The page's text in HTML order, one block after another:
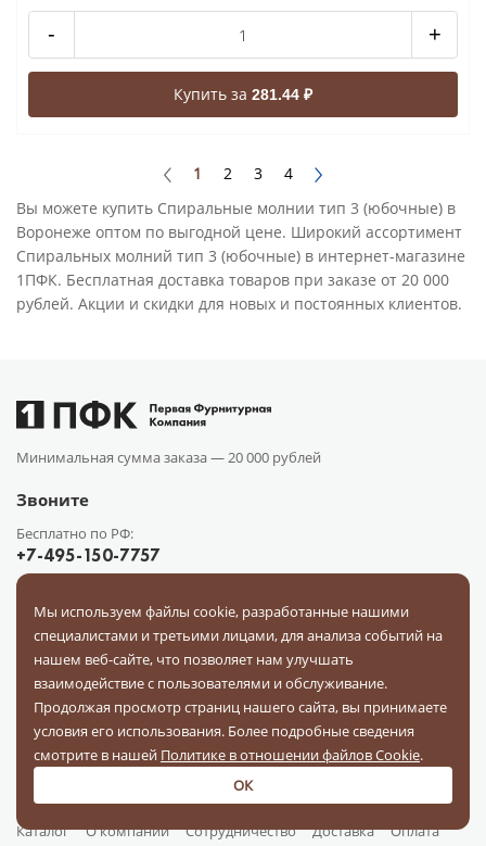
- +
Купить за 281.44 ₽
1 2 3
4
Вы можете купить Спиральные молнии тип 3 (юбочные) в
Воронеже оптом по выгодной цене. Широкий ассортимент
Спиральных молний тип 3 (юбочные) в интернет-магазине
1ПФК. Бесплатная доставка товаров при заказе от 20 000
рублей. Акции и скидки для новых и постоянных клиентов.
Минимальная сумма заказа —20 000 рублей
Звоните
Бесплатно по РФ:
+7-495-150-7757
Адрес
г. Воронеж, ул. Землячки, 15
info@pfkr.ru
Каталог О компании Сотрудничество Доставка Оплата
Мы используем файлы cookie, разработанные нашими
специалистами и третьими лицами, для анализа событий на
нашем веб-сайте, что позволяет нам улучшать
взаимодействие с пользователями и обслуживание.
Продолжая просмотр страниц нашего сайта, вы принимаете
условия его использования. Более подробные сведения
смотрите в нашей Политике в отношении файлов Cookie.
ОК